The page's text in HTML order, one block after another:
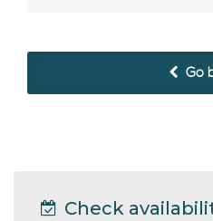
Go
Check